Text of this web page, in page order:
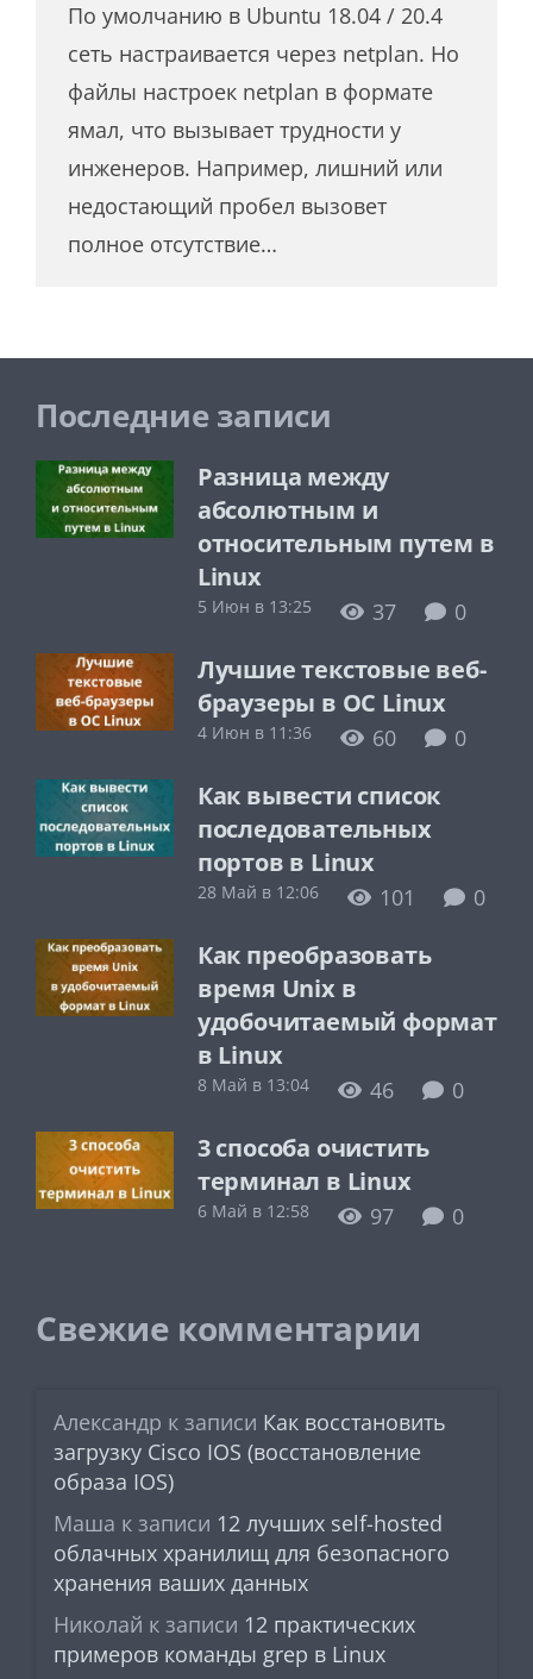
По умолчанию в Ubuntu 18.04 / 20.4
сеть настраивается через netplan. Но
файлы настроек netplan в формате
ямал, что вызывает трудности у
инженеров. Например, лишний или
недостающий пробел вызовет
полное отсутствие…
Последние записи
Разница между
абсолютным и
относительным путем в
Linux
5 Июн в 13:25 37 0
Лучшие текстовые веб-
браузеры в ОС Linux
4 Июн в 11:36 60 0
Как вывести список
последовательных
портов в Linux
28 Май в 12:06 101 0
Как преобразовать
время Unix в
удобочитаемый формат
в Linux
8 Май в 13:04 46 0
3 способа очистить
терминал в Linux
6 Май в 12:58 97 0
Свежие комментарии
Александр к записи Как восстановить
загрузку Cisco IOS (восстановление
образа IOS)
Маша к записи 12 лучших self-hosted
облачных хранилищ для безопасного
хранения ваших данных
Николай к записи 12 практических
примеров команды grep в Linux